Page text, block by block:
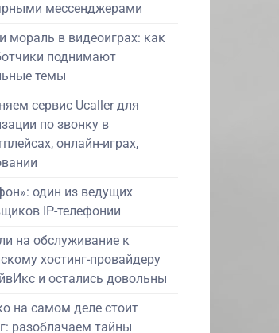
мессенджерами
мораль в видеоиграх: как
поднимают
темы
сервис Ucaller для
по звонку в
онлайн-играх,
один из ведущих
IP-телефонии
на обслуживание к
хостинг-провайдеру
и остались довольны
на самом деле стоит
разоблачаем тайны